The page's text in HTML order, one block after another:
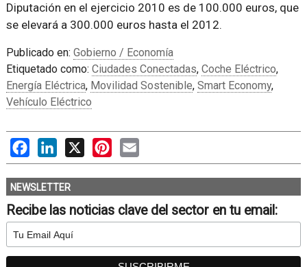
Diputación en el ejercicio 2010 es de 100.000 euros, que
se elevará a 300.000 euros hasta el 2012.
Publicado en: Gobierno / Economía
Etiquetado como: Ciudades Conectadas, Coche Eléctrico,
Energía Eléctrica, Movilidad Sostenible, Smart Economy,
Vehículo Eléctrico
FacebookLinkedIn
X PinterestEmail
NEWSLETTER
Recibe las noticias clave del sector en tu email: